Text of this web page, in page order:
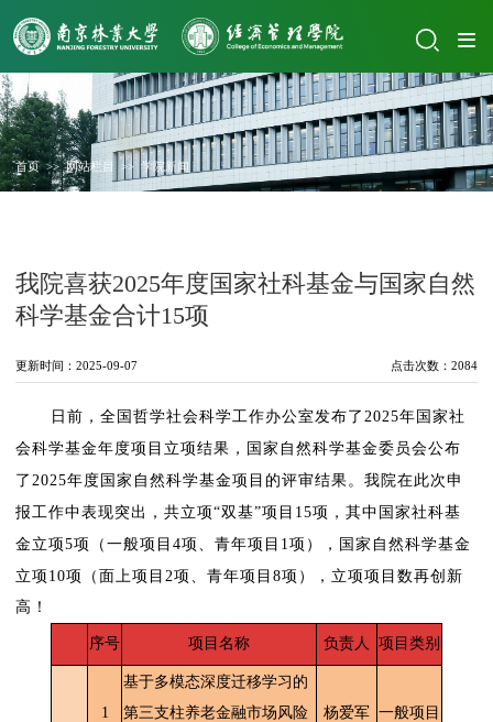
首页 >> 网站栏目 >> 学院新闻
我院喜获2025年度国家社科基金与国家自然
科学基金合计15项
更新时间：2025-09-07 点击次数： 2084
日前，全国哲学社会科学工作办公室发布了 2025年国家社
会科学基金年度项目 立项结果，国家自然科学基金委员会公布
了 2025年度国家自然科学基金项目的评审结果。我院在此次申
报工作中表现突出，共立项“双基”项目 15项，其中国家社科基
金立项5项（一般项目4项、青年项目 1项），国家自然科学基金
立项 10项（面上项目 2项、青年项目8项），立项项目数再创新
高！
序号 项目名称 负责人 项目类别
1
基于多模态深度迁移学习的
第三支柱养老金融市场风险
杨爱军 一般项目